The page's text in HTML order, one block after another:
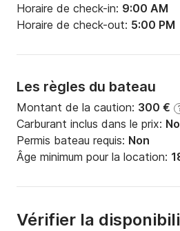
Horaire de check-in: 9:00 AM
Horaire de check-out: 5:00 PM
Les règles du bateau
Montant de la caution: 300 €
Carburant inclus dans le prix:
Permis bateau requis: Non
Âge minimum pour la location:
Vérifier la